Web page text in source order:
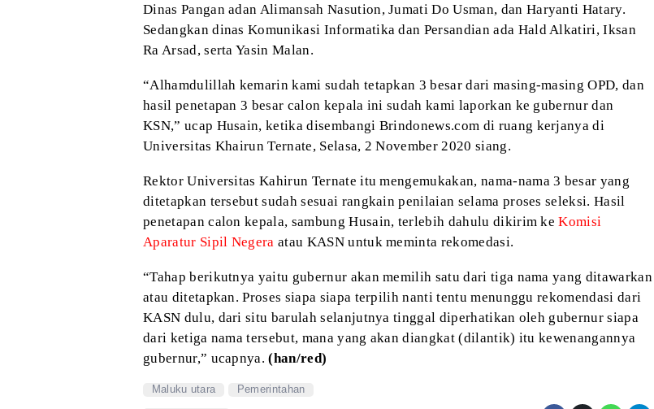
Dinas Pangan adan Alimansah Nasution, Jumati Do Usman, dan Haryanti Hatary.
Sedangkan dinas Komunikasi Informatika dan Persandian ada Hald Alkatiri, Iksan
Ra Arsad, serta Yasin Malan.
“Alhamdulillah kemarin kami sudah tetapkan 3 besar dari masing-masing OPD, dan
hasil penetapan 3 besar calon kepala ini sudah kami laporkan ke gubernur dan
KSN,” ucap Husain, ketika disembangi Brindonews.com di ruang kerjanya di
Universitas Khairun Ternate, Selasa, 2 November 2020 siang.
Rektor Universitas Kahirun Ternate itu mengemukakan, nama-nama 3 besar yang
ditetapkan tersebut sudah sesuai rangkain penilaian selama proses seleksi. Hasil
penetapan calon kepala, sambung Husain, terlebih dahulu dikirim keKomisi
Aparatur Sipil Negera atau KASN untuk meminta rekomedasi.
“Tahap berikutnya yaitu gubernur akan memilih satu dari tiga nama yang ditawarkan
atau ditetapkan. Proses siapa siapa terpilih nanti tentu menunggu rekomendasi dari
KASN dulu, dari situ barulah selanjutnya tinggal diperhatikan oleh gubernur siapa
dari ketiga nama tersebut, mana yang akan diangkat (dilantik) itu kewenangannya
gubernur,” ucapnya.(han/red)
Maluku utara Pemerintahan